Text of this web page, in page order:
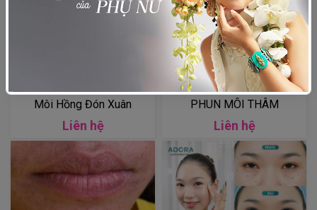
Viện Quốc Tế Leno - Thẩm mỹ viện Quốc tế LENO
Môi Hồng Đón Xuân
Liên hệ
Thẩm Mỹ Hk - 32 Hàn Thuyên - Hà Nội , Hanoi
PHUN MÔI THÂM
Liên hệ